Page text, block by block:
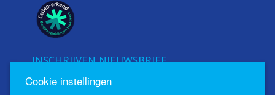
INSCHRIJVEN NIEUWSBRIEF
Schrijf u in voor onze nieuwsbrief!
Cookie instellingen